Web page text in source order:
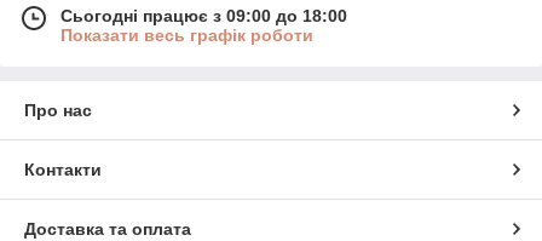
Сьогодні працює з 09:00 до 18:00
Показати весь графік роботи
Про нас
Контакти
Доставка та оплата